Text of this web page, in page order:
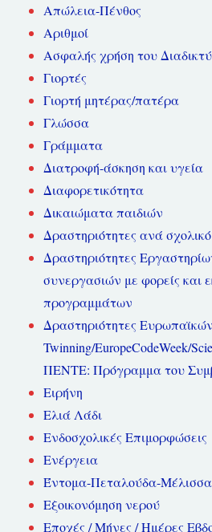
Απώλεια-Πένθος
Αριθμοί
Ασφαλής χρήση του
Γιορτές
Γιορτή μητέρας/πατέρα
Γλώσσα
Γράμματα
Διατροφή-άσκηση και υγεία
Διαφορετικότητα
Δικαιώματα παιδιών
Δραστηριότητες ανά
Δραστηριότητες
συνεργασιών με φορείς και
προγραμμάτων
Δραστηριότητες
Twinning/EuropeCodeWeek/
ΠΕΝΤΕ: Πρόγραμμα του
Ειρήνη
Ελιά Λάδι
Ενδοσχολικές Επιμορφώσεις
Ενέργεια
Έντομα-Πεταλούδα-Μέλισσα
Εξοικονόμηση νερού
Εποχές / Μήνες / Ημέρες